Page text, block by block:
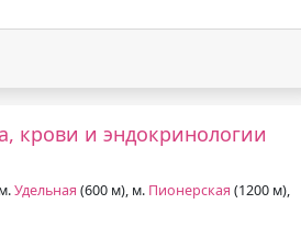
крови и эндокринологии
Удельная (600 м), м. Пионерская (1200 м),